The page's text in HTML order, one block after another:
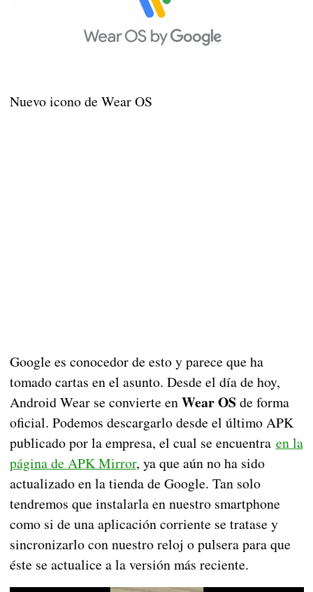
Nuevo icono de Wear OS
Google es conocedor de esto y parece que ha
tomado cartas en el asunto. Desde el día de hoy,
Android Wear se convierte enWear OS de forma
oficial. Podemos descargarlo desde el último APK
publicado por la empresa, el cual se encuentra en la
página de APK Mirror, ya que aún no ha sido
actualizado en la tienda de Google. Tan solo
tendremos que instalarla en nuestro smartphone
como si de una aplicación corriente se tratase y
sincronizarlo con nuestro reloj o pulsera para que
éste se actualice a la versión más reciente.